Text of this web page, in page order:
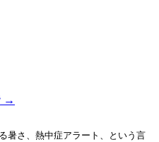
→
暑さ、熱中症アラート、という言